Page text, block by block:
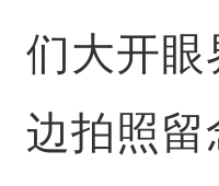
们大开眼
边拍照留